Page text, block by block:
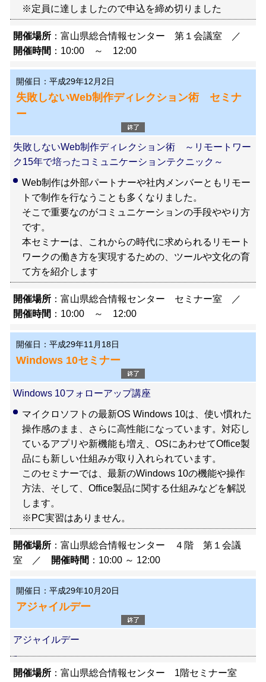
※定員に達しましたので申込を締め切りました
開催場所 ：富山県総合情報センター 第１会議室 ／
開催時間 ：10:00 ～ 12:00
開催日：平成29年12月2日
失敗しないWeb制作ディレクション術 セミナ
ー
失敗しないWeb制作ディレクション術 ～リモートワー
ク15年で培ったコミュニケーションテクニック～
Web制作は外部パートナーや社内メンバーともリモー
トで制作を行なうことも多くなりました。
そこで重要なのがコミュニケーションの手段ややり方
です。
本セミナーは、これからの時代に求められるリモート
ワークの働き方を実現するための、ツールや文化の育
て方を紹介します
開催場所 ：富山県総合情報センター セミナー室 ／
開催時間 ：10:00 ～ 12:00
開催日：平成29年11月18日
Windows 10セミナー
Windows 10フォローアップ講座
マイクロソフトの最新OS Windows 10は、使い慣れた
操作感のまま、さらに高性能になっています。対応し
ているアプリや新機能も増え、OSにあわせてOffice製
品にも新しい仕組みが取り入れられています。
このセミナーでは、最新のWindows 10の機能や操作
方法、そして、Office製品に関する仕組みなどを解説
します。
※PC実習はありません。
開催場所 ：富山県総合情報センター ４階 第１会議
室 ／
開催時間 ：10:00 ～ 12:00
開催日：平成29年10月20日
アジャイルデー
アジャイルデー
開催場所 ：富山県総合情報センター 1階セミナー室